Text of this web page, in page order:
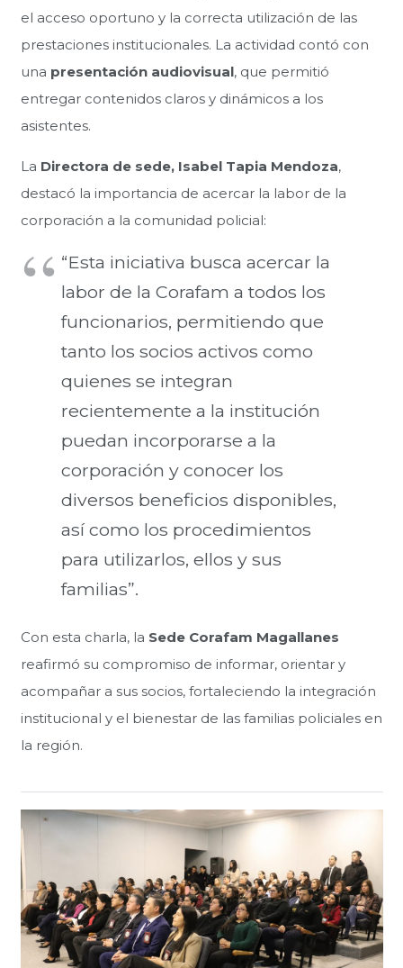
el acceso oportuno y la correcta utilización de las
prestaciones institucionales. La actividad contó con
una presentación audiovisual, que permitió
entregar contenidos claros y dinámicos a los
asistentes.
La Directora de sede, Isabel Tapia Mendoza,
destacó la importancia de acercar la labor de la
corporación a la comunidad policial:
“Esta iniciativa busca acercar la
labor de la Corafam a todos los
funcionarios, permitiendo que
tanto los socios activos como
quienes se integran
recientemente a la institución
puedan incorporarse a la
corporación y conocer los
diversos beneficios disponibles,
así como los procedimientos
para utilizarlos, ellos y sus
familias”.
Con esta charla, la Sede Corafam Magallanes
reafirmó su compromiso de informar, orientar y
acompañar a sus socios, fortaleciendo la integración
institucional y el bienestar de las familias policiales en
la región.